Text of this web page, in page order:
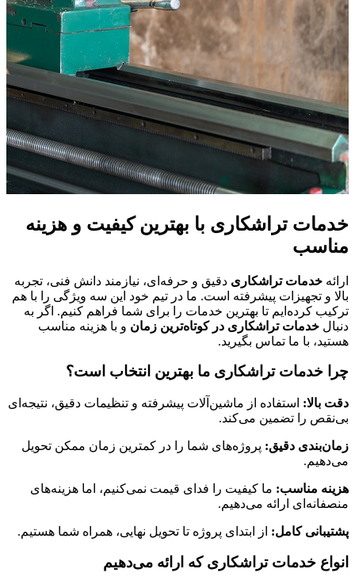
خدمات تراشکاری با بهترین کیفیت و هزینه
مناسب
ارائه خدمات تراشکاری دقیق و حرفه‌ای، نیازمند دانش فنی، تجربه
بالا و تجهیزات پیشرفته است. ما در تیم خود این سه ویژگی را با هم
ترکیب کرده‌ایم تا بهترین خدمات را برای شما فراهم کنیم. اگر به
دنبال خدمات تراشکاری در کوتاه‌ترین زمان و با هزینه مناسب
هستید، با ما تماس بگیرید.
چرا خدمات تراشکاری ما بهترین انتخاب است؟
دقت بالا: استفاده از ماشین‌آلات پیشرفته و تنظیمات دقیق، نتیجه‌ای
بی‌نقص را تضمین می‌کند.
زمان‌بندی دقیق: پروژه‌های شما را در کمترین زمان ممکن تحویل
می‌دهیم.
هزینه مناسب: ما کیفیت را فدای قیمت نمی‌کنیم، اما هزینه‌های
منصفانه‌ای ارائه می‌دهیم.
پشتیبانی کامل: از ابتدای پروژه تا تحویل نهایی، همراه شما هستیم.
انواع خدمات تراشکاری که ارائه می‌دهیم